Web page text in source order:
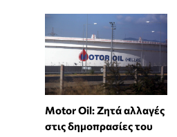
Motor Oil: Ζητά αλλαγές
στις δημοπρασίες του